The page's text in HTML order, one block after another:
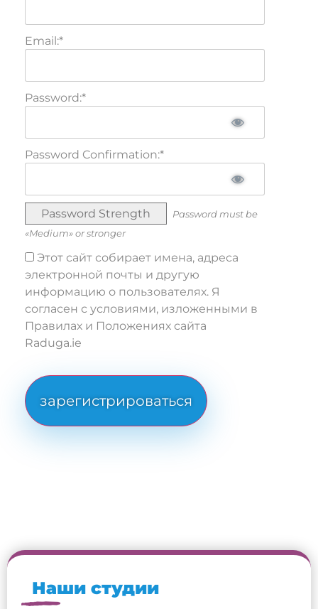
Email:*
Password:*
Password Confirmation:*
Password Strength
Password must be
«Medium» or stronger
Этот сайт собирает имена, адреса
электронной почты и другую
информацию о пользователях. Я
согласен с условиями, изложенными в
Правилах и Положениях сайта
Raduga.ie
No val
Наши студии